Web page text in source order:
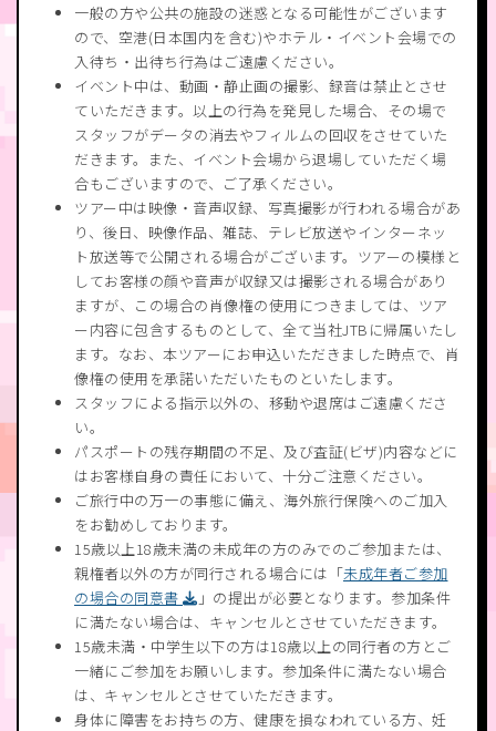
一般の方や公共の施設の迷惑となる可能性がございます
ので、空港(日本国内を含む)やホテル・イベント会場での
入待ち・出待ち行為はご遠慮ください。
イベント中は、動画・静止画の撮影、録音は禁止とさせ
ていただきます。以上の行為を発見した場合、その場で
スタッフがデータの消去やフィルムの回収をさせていた
だきます。また、イベント会場から退場していただく場
合もございますので、ご了承ください。
ツアー中は映像・音声収録、写真撮影が行われる場合があ
り、後日、映像作品、雑誌、テレビ放送やインターネッ
ト放送等で公開される場合がございます。ツアーの模様と
してお客様の顔や音声が収録又は撮影される場合があり
ますが、この場合の肖像権の使用につきましては、ツア
ー内容に包含するものとして、全て当社JTBに帰属いたし
ます。なお、本ツアーにお申込いただきました時点で、肖
像権の使用を承諾いただいたものといたします。
スタッフによる指示以外の、移動や退席はご遠慮くださ
い。
パスポートの残存期間の不足、及び査証(ビザ)内容などに
はお客様自身の責任において、十分ご注意ください。
ご旅行中の万一の事態に備え、海外旅行保険へのご加入
をお勧めしております。
15歳以上18歳未満の未成年の方のみでのご参加または、
親権者以外の方が同行される場合には「未成年者ご参加
の場合の同意書
」の提出が必要となります。参加条件
に満たない場合は、キャンセルとさせていただきます。
15歳未満・中学生以下の方は18歳以上の同行者の方とご
一緒にご参加をお願いします。参加条件に満たない場合
は、キャンセルとさせていただきます。
身体に障害をお持ちの方、健康を損なわれている方、妊